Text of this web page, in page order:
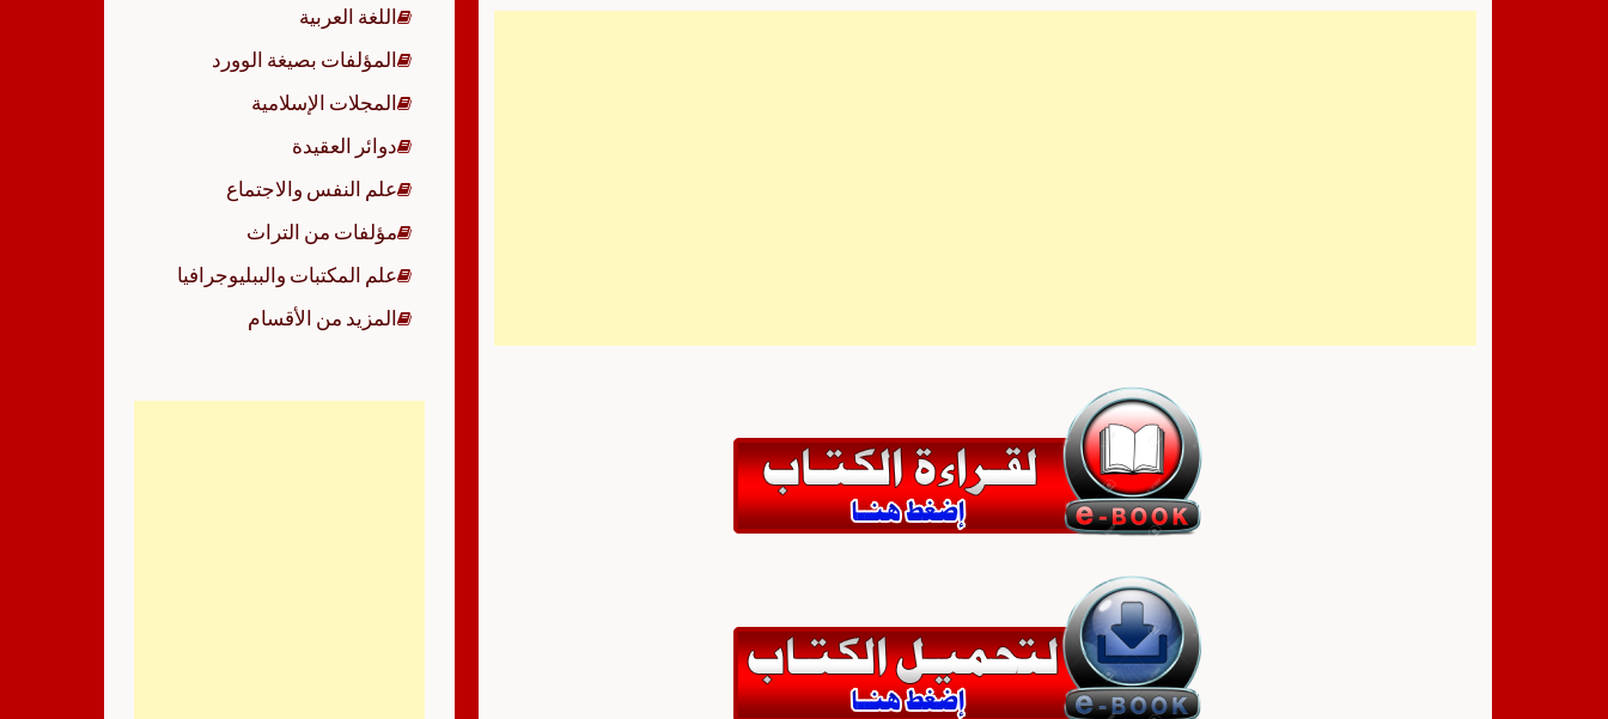
اللغة العربية
المؤلفات بصيغة الوورد
المجلات الإسلامية
دوائر العقيدة
علم النفس والاجتماع
مؤلفات من التراث
علم المكتبات والببليوجرافيا
المزيد من الأقسام